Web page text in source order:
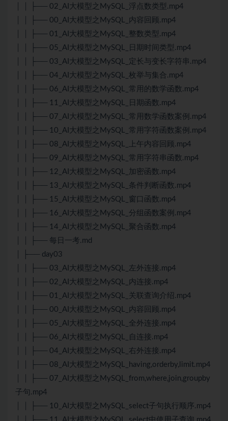
│ │ ├── 02_AI大模型之MySQL_浮点数类型.mp4
│ │ ├── 00_AI大模型之MySQL_内容回顾.mp4
│ │ ├── 01_AI大模型之MySQL_整数类型.mp4
│ │ ├── 05_AI大模型之MySQL_日期时间类型.mp4
│ │ ├── 03_AI大模型之MySQL_定长与变长字符串.mp4
│ │ ├── 04_AI大模型之MySQL_枚举与集合.mp4
│ │ ├── 06_AI大模型之MySQL_常用的数学函数.mp4
│ │ ├── 11_AI大模型之MySQL_日期函数.mp4
│ │ ├── 07_AI大模型之MySQL_常用数学函数案例.mp4
│ │ ├── 10_AI大模型之MySQL_常用字符函数案例.mp4
│ │ ├── 08_AI大模型之MySQL_上午内容回顾.mp4
│ │ ├── 09_AI大模型之MySQL_常用字符串函数.mp4
│ │ ├── 12_AI大模型之MySQL_加密函数.mp4
│ │ ├── 13_AI大模型之MySQL_条件判断函数.mp4
│ │ ├── 15_AI大模型之MySQL_窗口函数.mp4
│ │ ├── 16_AI大模型之MySQL_分组函数案例.mp4
│ │ ├── 14_AI大模型之MySQL_聚合函数.mp4
│ │ ├── 每日一考.md
│ ├── day03
│ │ ├── 03_AI大模型之MySQL_左外连接.mp4
│ │ ├── 02_AI大模型之MySQL_内连接.mp4
│ │ ├── 01_AI大模型之MySQL_关联查询介绍.mp4
│ │ ├── 00_AI大模型之MySQL_内容回顾.mp4
│ │ ├── 05_AI大模型之MySQL_全外连接.mp4
│ │ ├── 06_AI大模型之MySQL_自连接.mp4
│ │ ├── 04_AI大模型之MySQL_右外连接.mp4
│ │ ├── 08_AI大模型之MySQL_having,orderby,limit.mp4
│ │ ├── 07_AI大模型之MySQL_from,where,join,groupby
子句.mp4
│ │ ├── 10_AI大模型之MySQL_select子句执行顺序.mp4